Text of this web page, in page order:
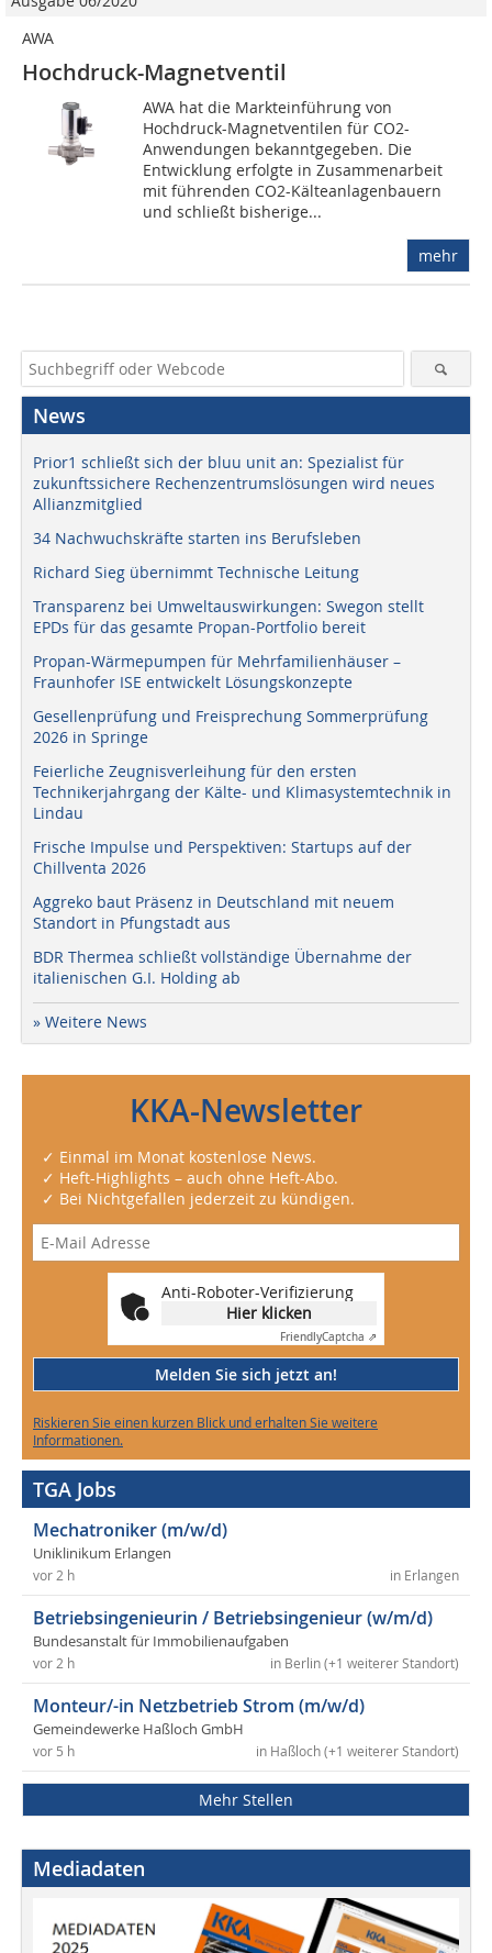
AWA
Hochdruck-Magnetventil
AWA hat die Markteinführung von
Hochdruck-Magnetventilen für CO2-
Anwendungen bekanntgegeben. Die
Entwicklung erfolgte in Zusammenarbeit
mit führenden CO2-Kälteanlagenbauern
und schließt bisherige...
mehr
News
Prior1 schließt sich der bluu unit an: Spezialist für
zukunftssichere Rechenzentrumslösungen wird neues
Allianzmitglied
34 Nachwuchskräfte starten ins Berufsleben
Richard Sieg übernimmt Technische Leitung
Transparenz bei Umweltauswirkungen: Swegon stellt
EPDs für das gesamte Propan-Portfolio bereit
Propan-Wärmepumpen für Mehrfamilienhäuser –
Fraunhofer ISE entwickelt Lösungskonzepte
Gesellenprüfung und Freisprechung Sommerprüfung
2026 in Springe
Feierliche Zeugnisverleihung für den ersten
Technikerjahrgang der Kälte- und Klimasystemtechnik in
Lindau
Frische Impulse und Perspektiven: Startups auf der
Chillventa 2026
Aggreko baut Präsenz in Deutschland mit neuem
Standort in Pfungstadt aus
BDR Thermea schließt vollständige Übernahme der
italienischen G.I. Holding ab
» Weitere News
KKA-Newsletter
✓ Einmal im Monat kostenlose News.
✓ Heft-Highlights – auch ohne Heft-Abo.
✓ Bei Nichtgefallen jederzeit zu kündigen.
Anti-Roboter-Verifizierung
Hier klicken
FriendlyCaptcha ⇗
Melden Sie sich jetzt an!
Riskieren Sie einen kurzen Blick und erhalten Sie weitere
Informationen.
TGA Jobs
Mechatroniker (m/w/d)
Uniklinikum Erlangen
in Erlangen
vor 2 h
Betriebsingenieurin / Betriebsingenieur (w/m/d)
Bundesanstalt für Immobilienaufgaben
in Berlin (+1 weiterer Standort)
vor 2 h
Monteur/-in Netzbetrieb Strom (m/w/d)
Gemeindewerke Haßloch GmbH
in Haßloch (+1 weiterer Standort)
vor 5 h
Mehr Stellen
Mediadaten